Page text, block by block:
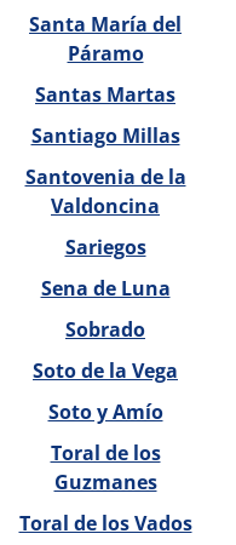
Santa María del
Páramo
Santas Martas
Santiago Millas
Santovenia de la
Valdoncina
Sariegos
Sena de Luna
Sobrado
Soto de la Vega
Soto y Amío
Toral de los
Guzmanes
Toral de los Vados